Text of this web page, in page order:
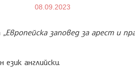
08.09.2023
„Европейска заповед за арести
английски.